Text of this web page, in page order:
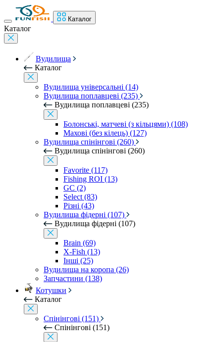
Каталог
Каталог
Вудилища
Каталог
Вудилища універсальні (14)
Вудилища поплавцеві (235)
Вудилища поплавцеві (235)
Болонські, матчеві (з кільцями) (108)
Махові (без кілець) (127)
Вудилища спінінгові (260)
Вудилища спінінгові (260)
Favorite (117)
Fishing ROI (13)
GC (2)
Select (83)
Різні (43)
Вудилища фідерні (107)
Вудилища фідерні (107)
Brain (69)
X-Fish (13)
Інші (25)
Вудилища на коропа (26)
Запчастини (138)
Котушки
Каталог
Спінінгові (151)
Спінінгові (151)